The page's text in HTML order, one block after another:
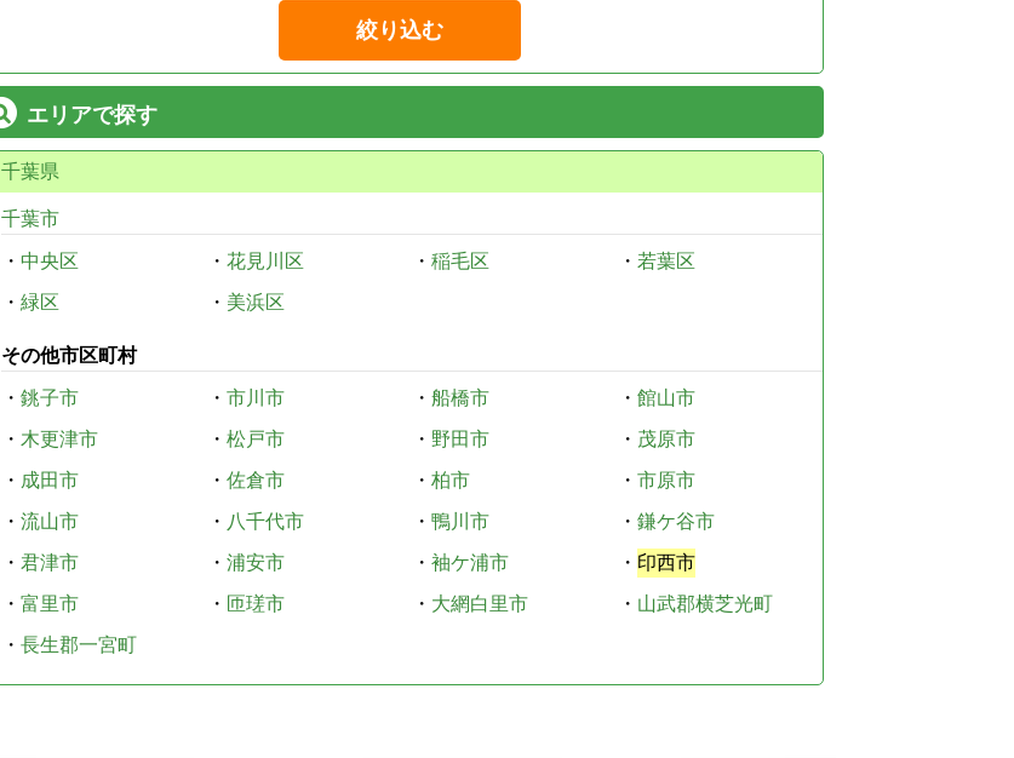
絞り込む
エリアで探す
千葉県
千葉市
・ 中央区 ・ 花見川区 ・ 稲毛区 ・ 若葉区
・ 緑区 ・ 美浜区
その他市区町村
・ 銚子市 ・ 市川市 ・ 船橋市 ・ 館山市
・ 木更津市 ・ 松戸市 ・ 野田市 ・ 茂原市
・ 成田市 ・ 佐倉市 ・ 柏市 ・ 市原市
・ 流山市 ・ 八千代市 ・ 鴨川市 ・ 鎌ケ谷市
・ 君津市 ・ 浦安市 ・ 袖ケ浦市 ・ 印西市
・ 富里市 ・ 匝瑳市 ・ 大網白里市 ・ 山武郡横芝光町
・ 長生郡一宮町